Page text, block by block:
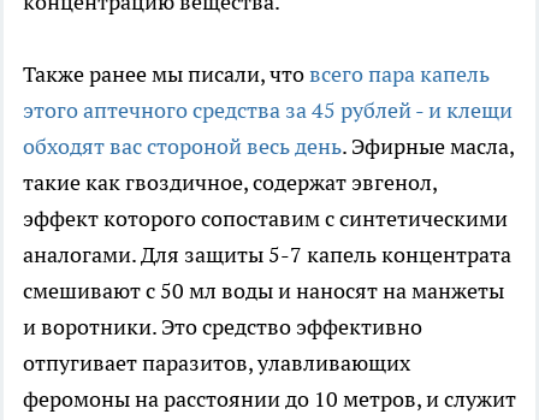
Также ранее мы писали, чтовсего пара капель
этого аптечного средства за 45 рублей - и клещи
обходят вас стороной весь день. Эфирные масла,
такие как гвоздичное, содержат эвгенол,
эффект которого сопоставим с синтетическими
аналогами. Для защиты 5-7 капель концентрата
смешивают с 50 мл воды и наносят на манжеты
и воротники. Это средство эффективно
отпугивает паразитов, улавливающих
феромоны на расстоянии до 10 метров, и служит